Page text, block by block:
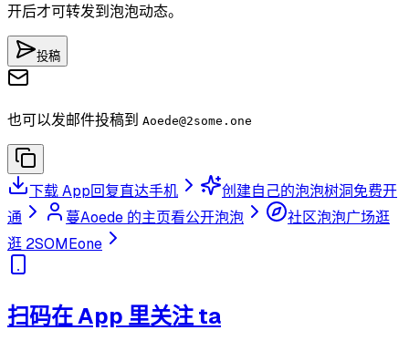
开后才可转发到泡泡动态。
投稿
也可以发邮件投稿到 Aoede@2some.one
下载 App回复直达手机 创建自己的泡泡树洞免费开
通
蔓Aoede 的主页看公开泡泡 社区泡泡广场逛
逛 2SOMEone
扫码在 App 里关注 ta